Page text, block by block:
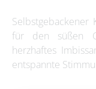
Selbstgebackener
für den süßen
herzhaftes
entspannte